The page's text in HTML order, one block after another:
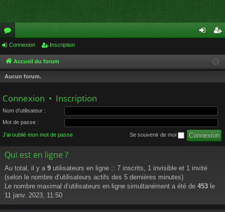
or
u
m
cri
Connexion Inscription
Accueil du forum
Aucun forum.
Connexion • Inscription
Nom d’utilisateur :
Mot de passe :
J’ai oublié mon mot de passe Se souvenir de moi
Qui est en ligne ?
Au total, il y a 9 utilisateurs en ligne :: 7 inscrits, 1 invisible et 1 invité
(selon le nombre d’utilisateurs actifs des 5 dernières minutes)
Le nombre maximal d’utilisateurs en ligne simultanément a été de 453 le
11 janv. 2023, 11:50